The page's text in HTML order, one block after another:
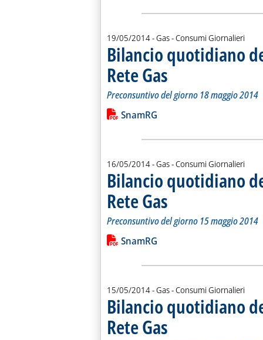
19/05/2014- Gas - Consumi Giornalieri
Bilancio quotidiano
Rete Gas . Sottotitolo: Preconsuntivo del
. Pubblicata lunedì 19 maggio
Preconsuntivo del giorno 18 maggio 2014
Leggi tutta la notizia: 'Bilancio
Lista allegati PDF alla notizia
SnamRG
16/05/2014- Gas - Consumi Giornalieri
Bilancio quotidiano
Rete Gas . Sottotitolo: Preconsuntivo del
. Pubblicata venerdì 16 maggio
Preconsuntivo del giorno 15 maggio 2014
Leggi tutta la notizia: 'Bilancio
Lista allegati PDF alla notizia
SnamRG
15/05/2014- Gas - Consumi Giornalieri
Bilancio quotidiano
Rete Gas . Sottotitolo: Preconsuntivo del
. Pubblicata giovedì 15 maggio